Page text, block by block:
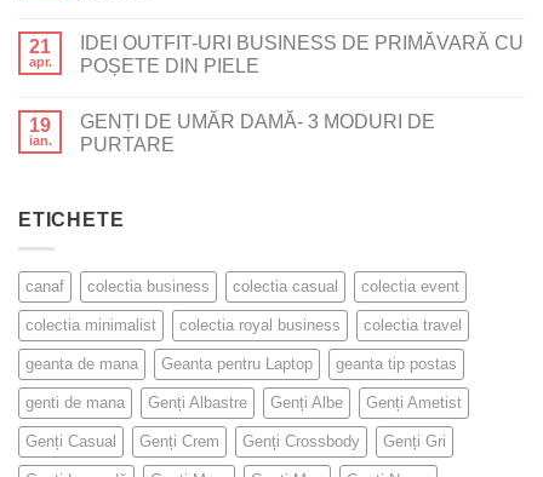
21
apr.
IDEI OUTFIT-URI BUSINESS DE PRIMĂVARĂ CU
POȘETE DIN PIELE
19
ian.
GENȚI DE UMĂR DAMĂ- 3 MODURI DE
PURTARE
ETICHETE
canaf colectia business colectia casual colectia event
colectia minimalist colectia royal business colectia travel
geanta de mana Geanta pentru Laptop geanta tip postas
genti de mana Genți Albastre Genți Albe Genți Ametist
Genți Casual Genți Crem Genți Crossbody Genți Gri